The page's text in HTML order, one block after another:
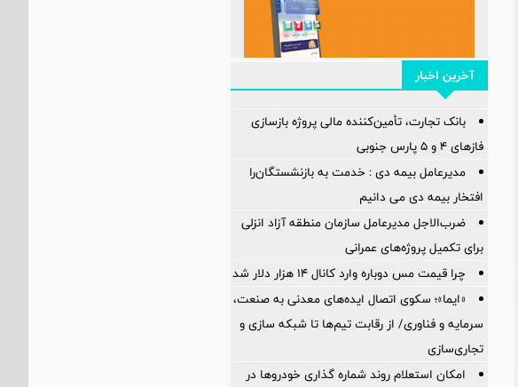
آخرین اخبار
بانک تجارت، تأمین‌کننده مالی پروژه بازسازی
فازهای ۴ و ۵ پارس جنوبی
مدیرعامل بیمه دی : خدمت به بازنشستگان‌را
افتخار بیمه دی می دانیم
ضرب‌الاجل مدیرعامل سازمان منطقه آزاد انزلی
برای تكمیل پروژه‌های عمرانی
چرا قیمت مس دوباره وارد کانال ۱۴ هزار دلار شد
«ایما»؛ سکوی اتصال ایده‌های معدنی به صنعت،
سرمایه و فناوری/ از رقابت تیم‌ها تا شبکه سازی و
تجاری‌سازی
امکان استعلام روند شماره گذاری خودروها در